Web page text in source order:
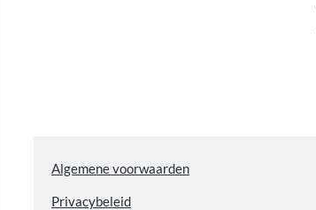
Algemene voorwaarden
Privacybeleid